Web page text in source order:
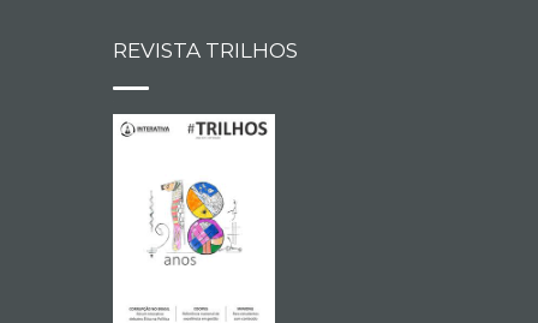
REVISTA TRILHOS